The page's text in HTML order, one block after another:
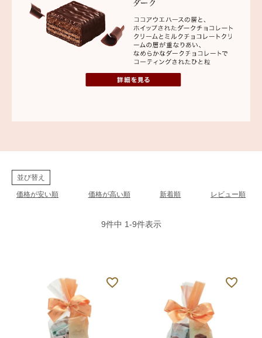
並び替え
価格が安い順 価格が高い順 新着順 レビュー順
9件中 1-9件表示